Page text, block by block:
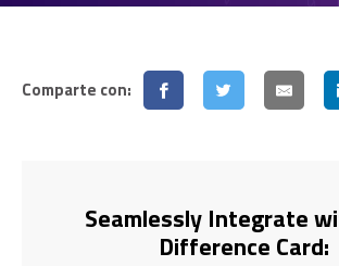
Comparte con:
Seamlessly Integrate
Difference Card: